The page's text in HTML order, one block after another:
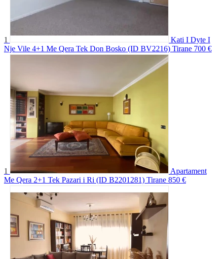
1
Kati I Dyte I
Nje Vile 4+1 Me Qera Tek Don Bosko (ID BV2216) Tirane 700 €
1
Apartament
Me Qera 2+1 Tek Pazari i Ri (ID B2201281) Tirane 850 €